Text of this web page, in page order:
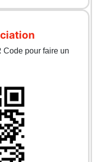
Code pour faire un